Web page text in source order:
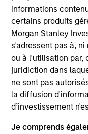
informations
certains produits
Morgan Stanley
s'adressent pas à,
ou à l'utilisation par,
juridiction dans
ne sont pas
la diffusion
d’investissement
Je comprends
The Core/
portfolios
across
spectrum,
focused on
driven by
culture of
makes its
evaluated